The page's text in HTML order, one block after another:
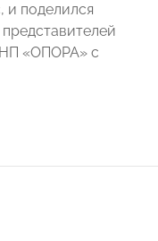
и поделился
«ОПОРА» с